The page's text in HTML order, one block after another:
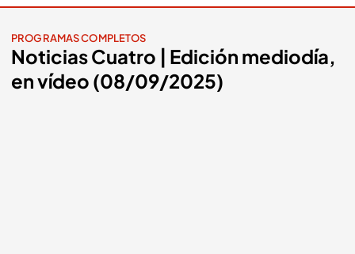
PROGRAMAS COMPLETOS
Noticias Cuatro | Edición mediodía,
en vídeo (08/09/2025)